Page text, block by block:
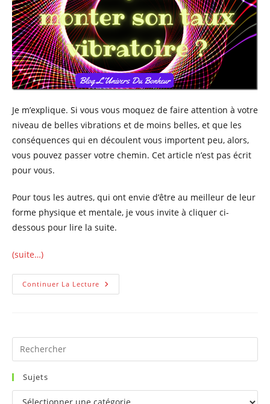
Je m’explique. Si vous vous moquez de faire attention à votre
niveau de belles vibrations et de moins belles, et que les
conséquences qui en découlent vous importent peu, alors,
vous pouvez passer votre chemin. Cet article n’est pas écrit
pour vous.
Pour tous les autres, qui ont envie d’être au meilleur de leur
forme physique et mentale, je vous invite à cliquer ci-
dessous pour lire la suite.
(suite…)
Continuer La Lecture
Quoi
Sujets
Sujets